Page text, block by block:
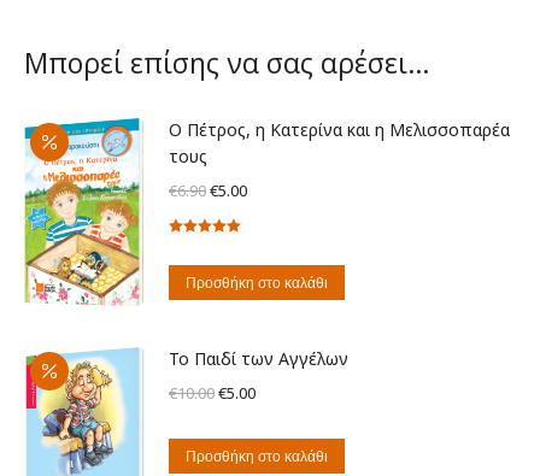
Μπορεί επίσης να σας αρέσει…
Ο Πέτρος, η Κατερίνα και η Μελισσοπαρέα
τους
€6.90Original
price
€6.90.
€5.00Η
είναι:
Προσθήκη στο καλάθι
Το Παιδί των Αγγέλων
€10.00Original
was:
€5.00Η
τιμή
Προσθήκη στο καλάθι